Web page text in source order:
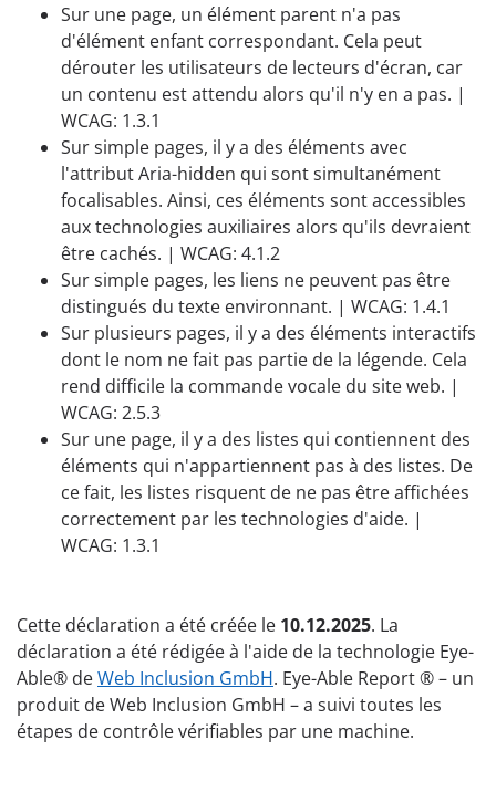
Sur une page, un élément parent n'a pas
d'élément enfant correspondant. Cela peut
dérouter les utilisateurs de lecteurs d'écran, car
un contenu est attendu alors qu'il n'y en a pas. |
WCAG: 1.3.1
Sur simple pages, il y a des éléments avec
l'attribut Aria-hidden qui sont simultanément
focalisables. Ainsi, ces éléments sont accessibles
aux technologies auxiliaires alors qu'ils devraient
être cachés. | WCAG: 4.1.2
Sur simple pages, les liens ne peuvent pas être
distingués du texte environnant. | WCAG: 1.4.1
Sur plusieurs pages, il y a des éléments interactifs
dont le nom ne fait pas partie de la légende. Cela
rend difficile la commande vocale du site web. |
WCAG: 2.5.3
Sur une page, il y a des listes qui contiennent des
éléments qui n'appartiennent pas à des listes. De
ce fait, les listes risquent de ne pas être affichées
correctement par les technologies d'aide. |
WCAG: 1.3.1
Cette déclaration a été créée le 10.12.2025. La
déclaration a été rédigée à l'aide de la technologie Eye-
Able® deWeb Inclusion GmbH. Eye-Able Report ® – un
produit de Web Inclusion GmbH – a suivi toutes les
étapes de contrôle vérifiables par une machine.